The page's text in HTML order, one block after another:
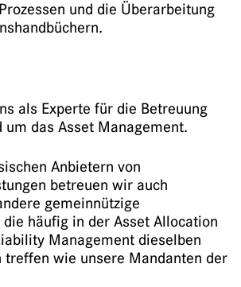
und die Überarbeitung
als Experte für die Betreuung
um das Asset Management.
Anbietern von
betreuen wir auch
gemeinnützige
häufig in der Asset Allocation
Management dieselben
treffen wie unsere Mandanten der